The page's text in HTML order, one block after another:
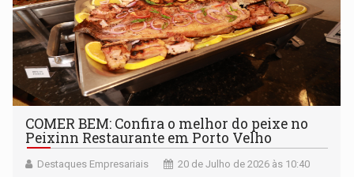
COMER BEM: Confira o melhor do peixe no
Peixinn Restaurante em Porto Velho
Destaques Empresariais 20 de Julho de 2026 às 10:40